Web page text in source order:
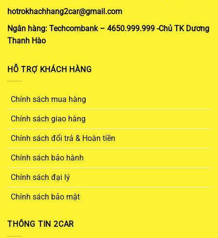
hotrokhachhang2car@gmail.com
Ngân hàng: Techcombank – 4650.999.999 -Chủ TK Dương
Thanh Hào
HỖ TRỢ KHÁCH HÀNG
Chính sách mua hàng
Chính sách giao hàng
Chính sách đổi trả & Hoàn tiền
Chính sách bảo hành
Chính sách đại lý
Chính sách bảo mật
THÔNG TIN 2CAR